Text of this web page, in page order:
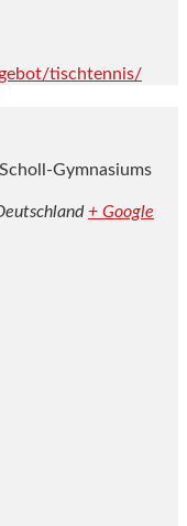
tischtennis/
Gymnasiums
+ Google